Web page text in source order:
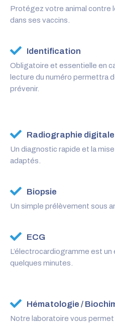
Protégez votre animal contre
dans ses vaccins.
Identification
Obligatoire et essentielle en
lecture du numéro permettra
prévenir.
Radiographie digitale
Un diagnostic rapide et la
adaptés.
Biopsie
Un simple prélèvement sous
ECG
L’électrocardiogramme est
quelques minutes.
Hématologie /
Notre laboratoire vous permet